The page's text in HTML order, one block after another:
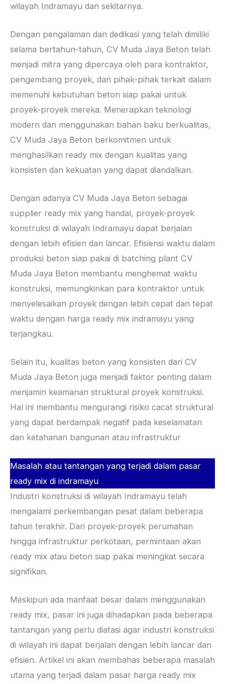
wilayah Indramayu dan sekitarnya.
Dengan pengalaman dan dedikasi yang telah dimiliki
selama bertahun-tahun, CV Muda Jaya Beton telah
menjadi mitra yang dipercaya oleh para kontraktor,
pengembang proyek, dan pihak-pihak terkait dalam
memenuhi kebutuhan beton siap pakai untuk
proyek-proyek mereka. Menerapkan teknologi
modern dan menggunakan bahan baku berkualitas,
CV Muda Jaya Beton berkomitmen untuk
menghasilkan ready mix dengan kualitas yang
konsisten dan kekuatan yang dapat diandalkan.
Dengan adanya CV Muda Jaya Beton sebagai
supplier ready mix yang handal, proyek-proyek
konstruksi di wilayah Indramayu dapat berjalan
dengan lebih efisien dan lancar. Efisiensi waktu dalam
produksi beton siap pakai di batching plant CV
Muda Jaya Beton membantu menghemat waktu
konstruksi, memungkinkan para kontraktor untuk
menyelesaikan proyek dengan lebih cepat dan tepat
waktu dengan harga ready mix indramayu yang
terjangkau.
Selain itu, kualitas beton yang konsisten dari CV
Muda Jaya Beton juga menjadi faktor penting dalam
menjamin keamanan struktural proyek konstruksi.
Hal ini membantu mengurangi risiko cacat struktural
yang dapat berdampak negatif pada keselamatan
dan ketahanan bangunan atau infrastruktur
Masalah atau tantangan yang terjadi dalam pasar
ready mix di indramayu
Industri konstruksi di wilayah Indramayu telah
mengalami perkembangan pesat dalam beberapa
tahun terakhir. Dari proyek-proyek perumahan
hingga infrastruktur perkotaan, permintaan akan
ready mix atau beton siap pakai meningkat secara
signifikan.
Meskipun ada manfaat besar dalam menggunakan
ready mix, pasar ini juga dihadapkan pada beberapa
tantangan yang perlu diatasi agar industri konstruksi
di wilayah ini dapat berjalan dengan lebih lancar dan
efisien. Artikel ini akan membahas beberapa masalah
utama yang terjadi dalam pasar harga ready mix